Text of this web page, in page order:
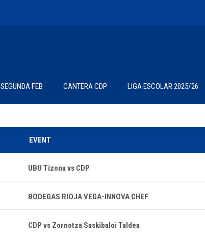
SEGUNDA FEB CANTERA CDP LIGA ESCOLAR 2025/26
EVENT
UBU Tizona vs CDP
BODEGAS RIOJA VEGA-INNOVA CHEF
CDP vs Zornotza Saskibaloi Taldea